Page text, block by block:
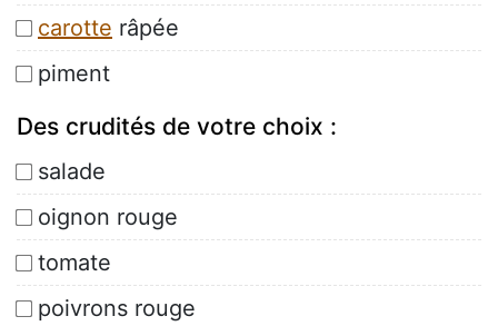
carotte râpée
piment
Des crudités de votre choix :
salade
oignon rouge
tomate
poivrons rouge